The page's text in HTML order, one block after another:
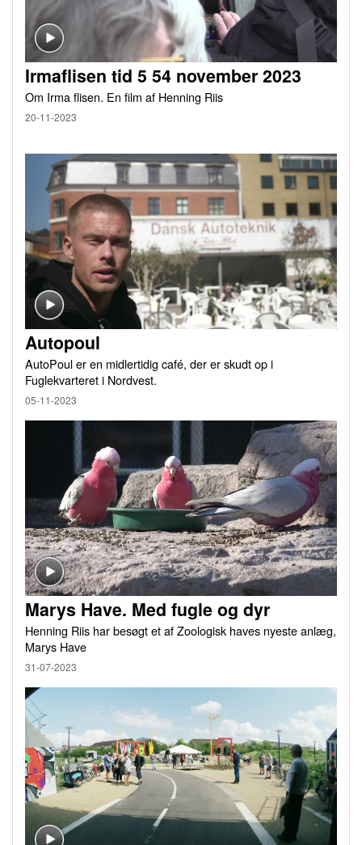
Irmaflisen tid 5 54 november 2023
Om Irma flisen. En film af Henning Riis
20-11-2023
Autopoul
AutoPoul er en midlertidig café, der er skudt op i
Fuglekvarteret i Nordvest.
05-11-2023
Marys Have. Med fugle og dyr
Henning Riis har besøgt et af Zoologisk haves nyeste anlæg,
Marys Have
31-07-2023